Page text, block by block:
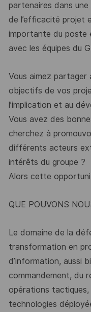
partenaires dans
de l’efficacité projet
importante du poste
avec les équipes du
Vous aimez partager
objectifs de vos
l’implication et au
Vous avez des
cherchez à
différents acteurs
intérêts du groupe ?
Alors cette
QUE POUVONS
Le domaine de la
transformation en
d’information, aussi
commandement, du
opérations tactiques,
technologies